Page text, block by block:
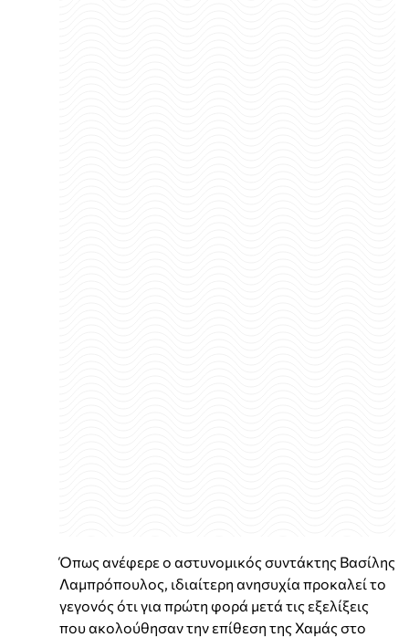
Όπως ανέφερε ο αστυνομικός συντάκτης Βασίλης
Λαμπρόπουλος, ιδιαίτερη ανησυχία προκαλεί το
γεγονός ότι για πρώτη φορά μετά τις εξελίξεις
που ακολούθησαν την επίθεση της Χαμάς στο